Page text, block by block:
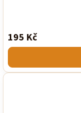
195 Kč